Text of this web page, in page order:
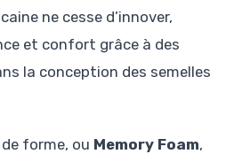
ne cesse d’innover,
et confort grâce à des
la conception des semelles
forme, ou Memory Foam,